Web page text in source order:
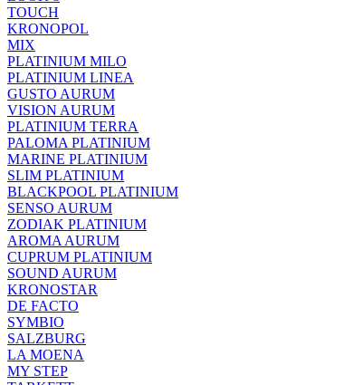
TOUCH
KRONOPOL
MIX
PLATINIUM MILO
PLATINIUM LINEA
GUSTO AURUM
VISION AURUM
PLATINIUM TERRA
PALOMA PLATINIUM
MARINE PLATINIUM
SLIM PLATINIUM
BLACKPOOL PLATINIUM
SENSO AURUM
ZODIAK PLATINIUM
AROMA AURUM
CUPRUM PLATINIUM
SOUND AURUM
KRONOSTAR
DE FACTO
SYMBIO
SALZBURG
LA MOENA
MY STEP